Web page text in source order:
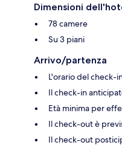
Dimensioni
78 camere
Su 3 piani
Arrivo/partenza
L'orario del check-
Il check-in
Età minima per
Il check-out è
Il check-out